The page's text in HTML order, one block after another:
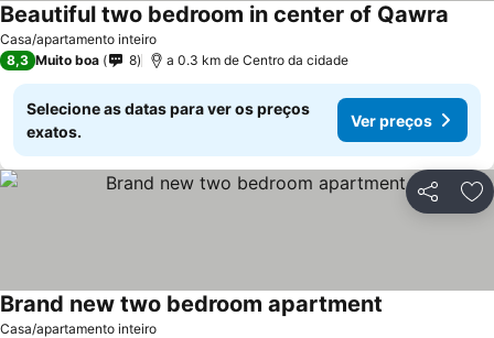
Casa/apartamento inteiro
Beautiful two bedroom in center of Qawra
8,3 Muito boa 8 a 0.3 km de Centro da cidade
Selecione as datas para ver os preços
exatos.
Ver preços
Partilhar
Casa/apartamento inteiro
Brand new two bedroom apartment